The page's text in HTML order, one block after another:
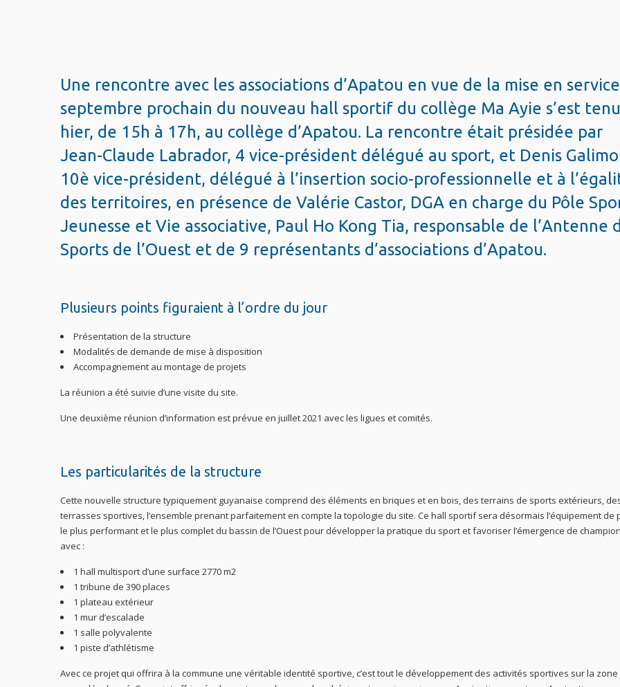
Une rencontre avec les associations d’Apatou en vue de la mise en
septembre prochain du nouveau hall sportif du collège Ma Ayie s’est
hier, de 15h à 17h, au collège d’Apatou. La rencontre était présidée par
Jean-Claude Labrador, 4 vice-président délégué au sport, et Denis
10è vice-président, délégué à l’insertion socio-professionnelle et à
des territoires, en présence de Valérie Castor, DGA en charge du Pôle
Jeunesse et Vie associative, Paul Ho Kong Tia, responsable de l’Antenne
Sports de l’Ouest et de 9 représentants d’associations d’Apatou.
Plusieurs points figuraient à l’ordre du jour
Présentation de la structure
Modalités de demande de mise à disposition
Accompagnement au montage de projets
La réunion a été suivie d’une visite du site.
Une deuxième réunion d’information est prévue en juillet 2021 avec les ligues et comités.
Les particularités de la structure
Cette nouvelle structure typiquement guyanaise comprend des éléments en briques et en bois, des terrains de sports extérieurs,
terrasses sportives, l’ensemble prenant parfaitement en compte la topologie du site. Ce hall sportif sera désormais l’équipement de
le plus performant et le plus complet du bassin de l’Ouest pour développer la pratique du sport et favoriser l’émergence de
avec :
1 hall multisport d’une surface 2770 m2
1 tribune de 390 places
1 plateau extérieur
1 mur d’escalade
1 salle polyvalente
1 piste d’athlétisme
Avec ce projet qui offrira à la commune une véritable identité sportive, c’est tout le développement des activités sportives sur la zone